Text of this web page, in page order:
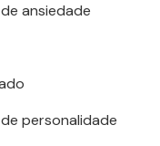
ansiedade
personalidade